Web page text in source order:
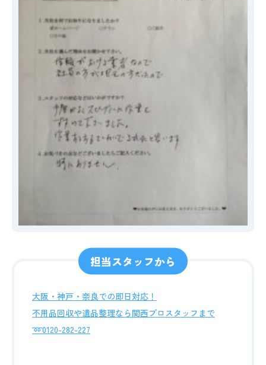
担当スタッフから
大阪・神戸・奈良での即日対応！
不用品回収や遺品整理なら関西プロスタッフまで
➿0120-282-227